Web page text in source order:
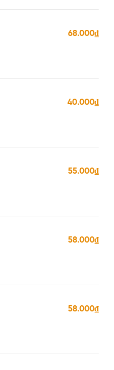
68.000₫
40.000₫
55.000₫
58.000₫
58.000₫